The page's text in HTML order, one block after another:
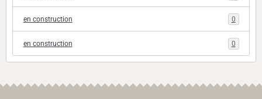
en construction 0
en construction 0